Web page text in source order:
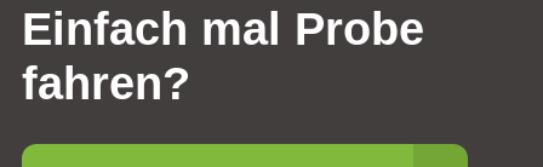
Einfach mal Probe
fahren?